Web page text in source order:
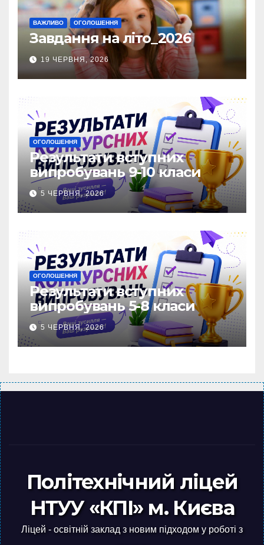
ВАЖЛИВО ОГОЛОШЕННЯ
Завдання на літо_2026
19 ЧЕРВНЯ, 2026
ОГОЛОШЕННЯ
Результати вступних
випробувань 9-10 класи
5 ЧЕРВНЯ, 2026
ОГОЛОШЕННЯ
Результати вступних
випробувань 5-8 класи
5 ЧЕРВНЯ, 2026
Політехнічний ліцей
НТУУ «КПІ» м. Києва
Ліцей - освітній заклад з новим підходом у роботі з